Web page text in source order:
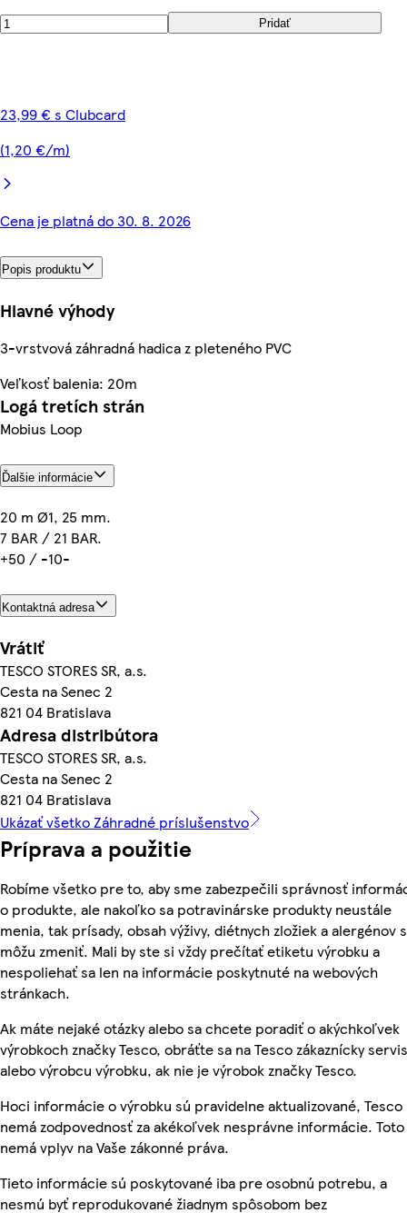
Pridať
23,99 € s Clubcard
(1,20 €/m)
Cena je platná do 30. 8. 2026
Popis produktu
Hlavné výhody
3-vrstvová záhradná hadica z pleteného PVC
Veľkosť balenia: 20m
Logá tretích strán
Mobius Loop
Ďalšie informácie
20 m Ø1, 25 mm.
7 BAR / 21 BAR.
+50 / -10-
Kontaktná adresa
Vrátiť
TESCO STORES SR, a.s.
Cesta na Senec 2
821 04 Bratislava
Adresa distribútora
TESCO STORES SR, a.s.
Cesta na Senec 2
821 04 Bratislava
Ukázať všetko Záhradné príslušenstvo
Príprava a použitie
Robíme všetko pre to, aby sme zabezpečili správnosť
o produkte, ale nakoľko sa potravinárske produkty neustále
menia, tak prísady, obsah výživy, diétnych zložiek a alergénov
môžu zmeniť. Mali by ste si vždy prečítať etiketu výrobku a
nespoliehať sa len na informácie poskytnuté na webových
stránkach.
Ak máte nejaké otázky alebo sa chcete poradiť o akýchkoľvek
výrobkoch značky Tesco, obráťte sa na Tesco zákaznícky
alebo výrobcu výrobku, ak nie je výrobok značky Tesco.
Hoci informácie o výrobku sú pravidelne aktualizované, Tesco
nemá zodpovednosť za akékoľvek nesprávne informácie. Toto
nemá vplyv na Vaše zákonné práva.
Tieto informácie sú poskytované iba pre osobnú potrebu, a
nesmú byť reprodukované žiadnym spôsobom bez